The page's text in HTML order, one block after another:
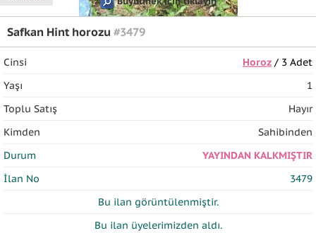
Safkan Hint horozu #3479
Cinsi Horoz/ 3 Adet
Yaşı
1
Toplu Satış
Hayır
Kimden
Sahibinden
Durum
YAYINDAN KALKMIŞTIR
İlan No
3479
Bu ilan görüntülenmiştir.
Bu ilan üyelerimizden aldı.